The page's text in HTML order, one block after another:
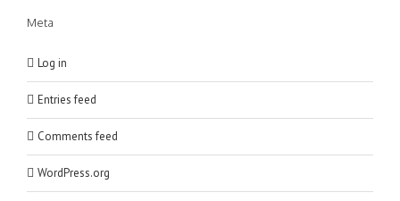
Meta
Log in
Entries feed
Comments feed
WordPress.org